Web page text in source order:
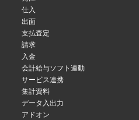
仕入
出面
支払査定
請求
入金
会計給与ソフト連動
サービス連携
集計資料
データ入出力
アドオン